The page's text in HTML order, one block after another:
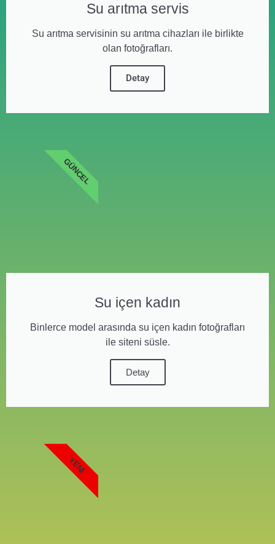
Su arıtma servis
Su arıtma servisinin su arıtma cihazları ile birlikte
olan fotoğrafları.
Detay
Su içen kadın
Binlerce model arasında su içen kadın fotoğrafları
ile siteni süsle.
Detay
GÜNCEL
YENI